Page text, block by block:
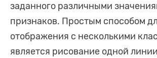
заданного различными
признаков. Простым способом
отображения с несколькими
является рисование одной